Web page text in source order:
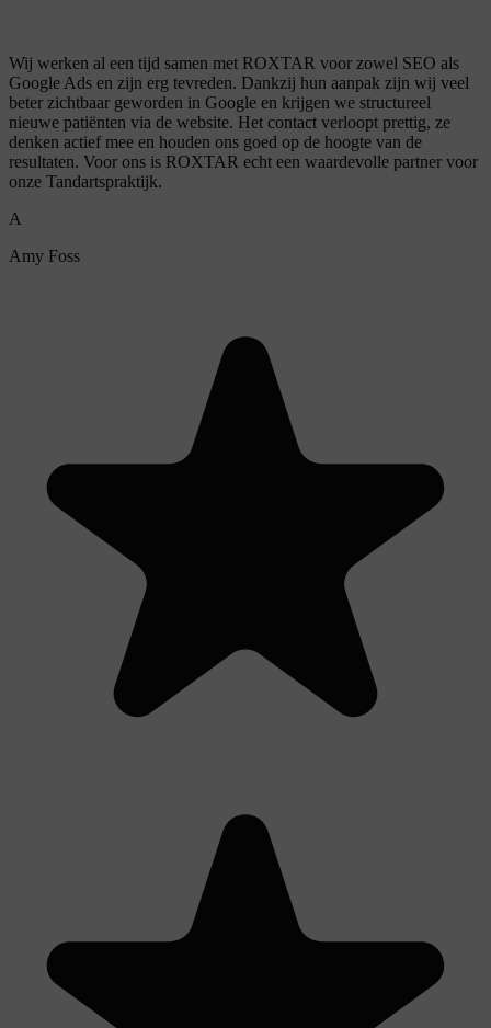
Wij werken al een tijd samen met ROXTAR voor zowel SEO als
Google Ads en zijn erg tevreden. Dankzij hun aanpak zijn wij veel
beter zichtbaar geworden in Google en krijgen we structureel
nieuwe patiënten via de website. Het contact verloopt prettig, ze
denken actief mee en houden ons goed op de hoogte van de
resultaten. Voor ons is ROXTAR echt een waardevolle partner voor
onze Tandartspraktijk.
A
Amy Foss